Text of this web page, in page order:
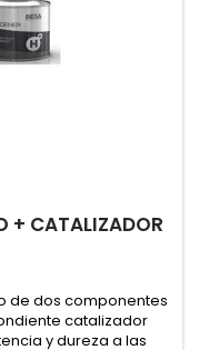
+ CATALIZADOR
de dos componentes
catalizador
y dureza a las